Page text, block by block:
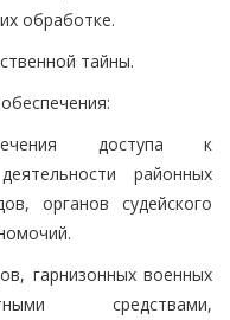
обработке.
тайны.
доступа к
районных
органов судейского
гарнизонных военных
средствами,